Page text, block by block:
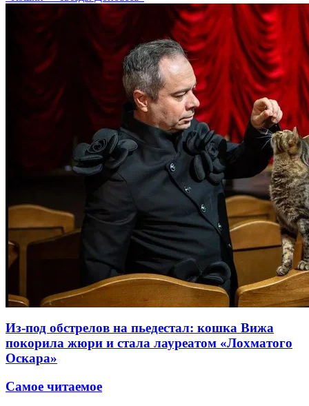
Из-под обстрелов на пьедестал: кошка Вижа
покорила жюри и стала лауреатом «Лохматого
Оскара»
Самое читаемое